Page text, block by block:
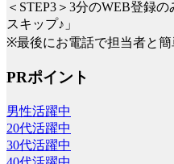
＜STEP3＞3分のWEB登録
スキップ♪」
※最後にお電話で担当者と
PRポイント
男性活躍中
20代活躍中
30代活躍中